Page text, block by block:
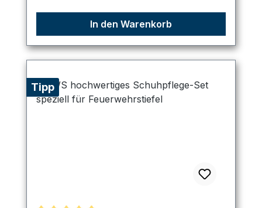
In den Warenkorb
Tipp